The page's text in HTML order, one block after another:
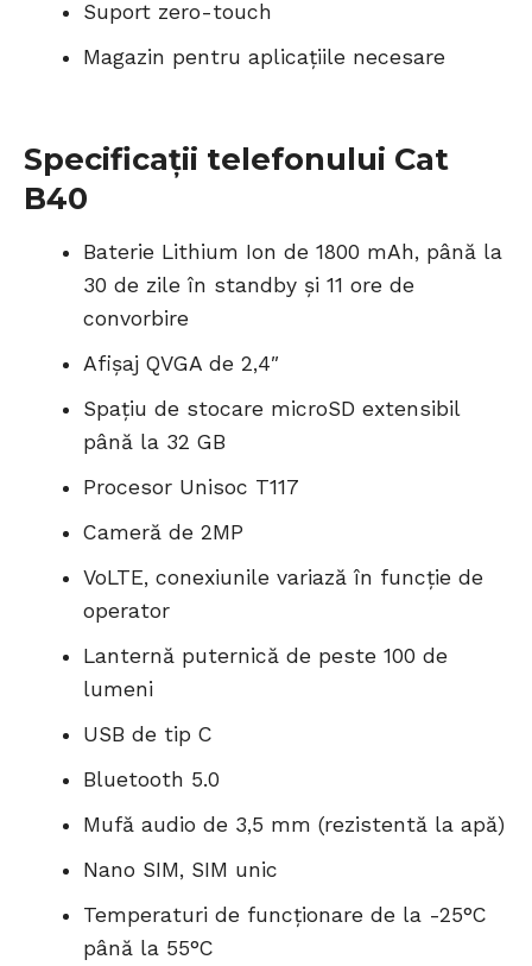
Suport zero-touch
Magazin pentru aplicațiile necesare
Specificații telefonului Cat
B40
Baterie Lithium Ion de 1800 mAh, până la
30 de zile în standby și 11 ore de
convorbire
Afișaj QVGA de 2,4″
Spațiu de stocare microSD extensibil
până la 32 GB
Procesor Unisoc T117
Cameră de 2MP
VoLTE, conexiunile variază în funcție de
operator
Lanternă puternică de peste 100 de
lumeni
USB de tip C
Bluetooth 5.0
Mufă audio de 3,5 mm (rezistentă la apă)
Nano SIM, SIM unic
Temperaturi de funcționare de la -25°C
până la 55°C